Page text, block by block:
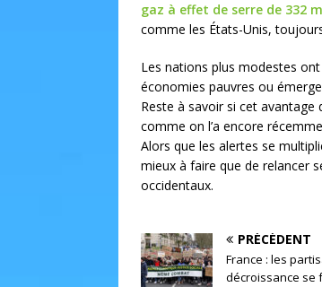
gaz à effet de serre de 332
comme les États-Unis,
Les nations plus modestes
économies pauvres ou
Reste à savoir si cet avantage
comme on l’a encore
Alors que les alertes se
mieux à faire que de relancer
occidentaux.
PRÉCÉDENT
France : les
décroissance se